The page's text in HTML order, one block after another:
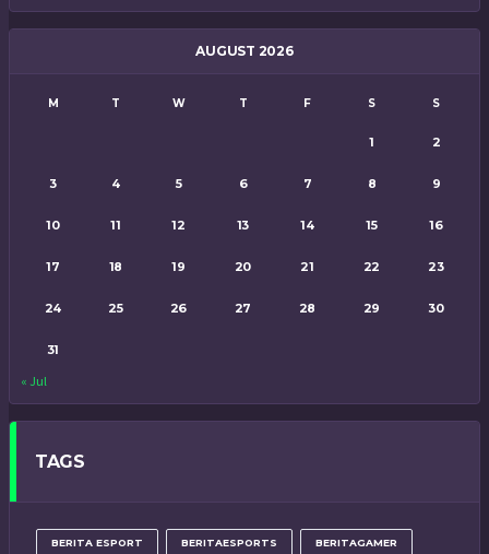
AUGUST 2026
M T W T F S S
1 2
3 4 5 6 7 8 9
10 11 12 13 14 15 16
17 18 19 20 21 22 23
24 25 26 27 28 29 30
31
« Jul
TAGS
BERITA ESPORT BERITAESPORTS BERITAGAMER